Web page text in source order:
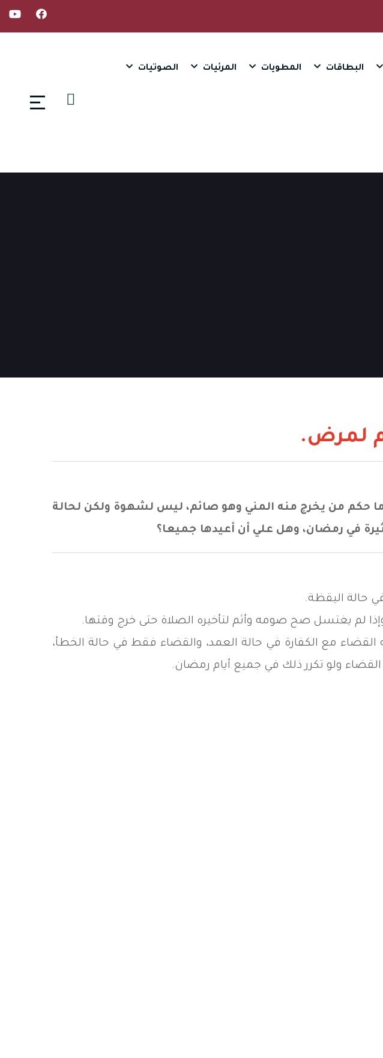
البطاقات المطويات المرئيات الصوتيات
لمرض.
حكم من يخرج منه المني وهو صائم، ليس لشهوة ولكن لحالة
في رمضان، وهل علي أن أعيدها جميعا؟
حالة اليقظة.
لم يغتسل صح صومه وأثم لتأخيره الصلاة حتى خرج وقتها.
مع الكفارة في حالة العمد، والقضاء فقط في حالة الخطأ،
ولو تكرر ذلك في جميع أيام رمضان.